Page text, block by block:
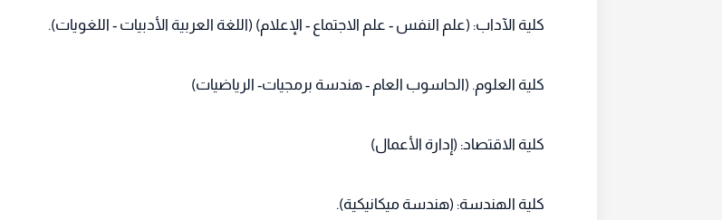
كلية الآداب: (علم النفس - علم الاجتماع - الإعلام) (اللغة العربية الأدبيات - اللغويات).
كلية العلوم. (الحاسوب العام - هندسة برمجيات- الرياضيات)
كلية الاقتصاد: (إدارة الأعمال)
كلية الهندسة: (هندسة ميكانيكية).